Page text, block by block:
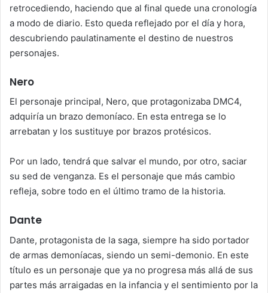
retrocediendo, haciendo que al final quede una cronología
a modo de diario. Esto queda reflejado por el día y hora,
descubriendo paulatinamente el destino de nuestros
personajes.
Nero
El personaje principal, Nero, que protagonizaba DMC4,
adquiría un brazo demoníaco. En esta entrega se lo
arrebatan y los sustituye por brazos protésicos.
Por un lado, tendrá que salvar el mundo, por otro, saciar
su sed de venganza. Es el personaje que más cambio
refleja, sobre todo en el último tramo de la historia.
Dante
Dante, protagonista de la saga, siempre ha sido portador
de armas demoníacas, siendo un semi-demonio. En este
título es un personaje que ya no progresa más allá de sus
partes más arraigadas en la infancia y el sentimiento por la